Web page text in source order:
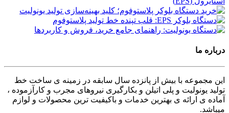
درباره ما
این مجموعه با بیش از پانزده سال سابقه در زمینه ی ساخت خط
تولید یونولیت و پلی اتیلن و بکارگیری نیروهای مجرب و کارآزموده ،
آماده ی ارائه ی بهترین خدمات و باکیفیت ترین محصولات و لوازم
میباشد.